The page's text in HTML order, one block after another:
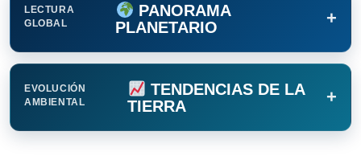
LECTURA
GLOBAL
PANORAMA
PLANETARIO
+
EVOLUCIÓN
AMBIENTAL
TENDENCIAS DE LA
TIERRA
+